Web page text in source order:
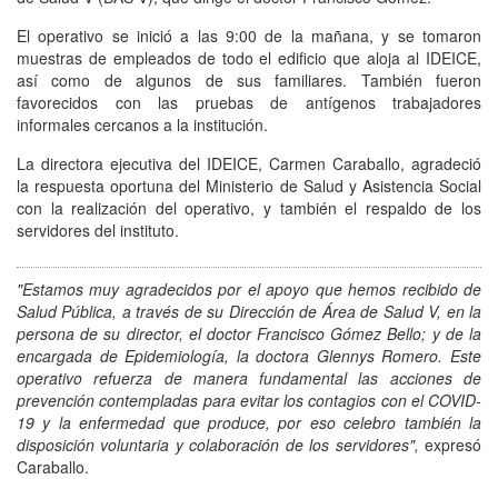
El operativo se inició a las 9:00 de la mañana, y se tomaron
muestras de empleados de todo el edificio que aloja al IDEICE,
así como de algunos de sus familiares. También fueron
favorecidos con las pruebas de antígenos trabajadores
informales cercanos a la institución.
La directora ejecutiva del IDEICE, Carmen Caraballo, agradeció
la respuesta oportuna del Ministerio de Salud y Asistencia Social
con la realización del operativo, y también el respaldo de los
servidores del instituto.
"Estamos muy agradecidos por el apoyo que hemos recibido de
Salud Pública, a través de su Dirección de Área de Salud V, en la
persona de su director, el doctor Francisco Gómez Bello; y de la
encargada de Epidemiología, la doctora Glennys Romero. Este
operativo refuerza de manera fundamental las acciones de
prevención contempladas para evitar los contagios con el COVID-
19 y la enfermedad que produce, por eso celebro también la
disposición voluntaria y colaboración de los servidores", expresó
Caraballo.